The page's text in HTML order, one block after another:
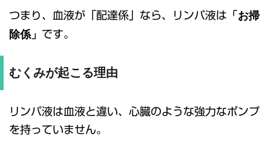
つまり、血液が「配達係」なら、リンパ液は
「お掃
除係」
です。
むくみが起こる理由
リンパ液は血液と違い、心臓のような強力なポンプ
を持っていません。